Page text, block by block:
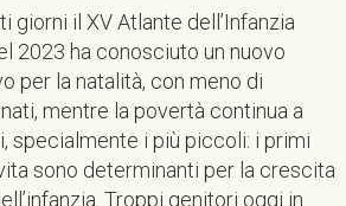
giorni il XV Atlante dell’Infanzia
2023 ha conosciuto un nuovo
per la natalità, con meno di
mentre la povertà continua a
specialmente i più piccoli: i primi
sono determinanti per la crescita
Troppi genitori oggi in